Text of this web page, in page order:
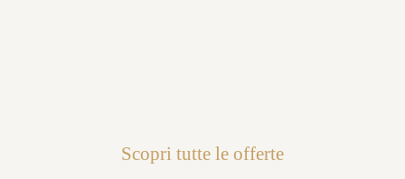
Scopri tutte le offerte